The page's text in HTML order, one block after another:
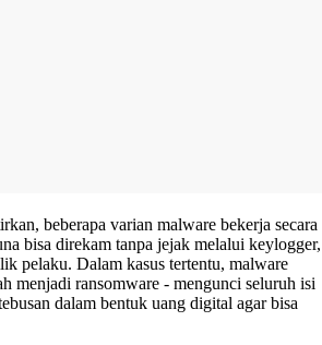
beberapa varian malware bekerja secara
bisa direkam tanpa jejak melalui keylogger,
pelaku. Dalam kasus tertentu, malware
menjadi ransomware - mengunci seluruh isi
dalam bentuk uang digital agar bisa